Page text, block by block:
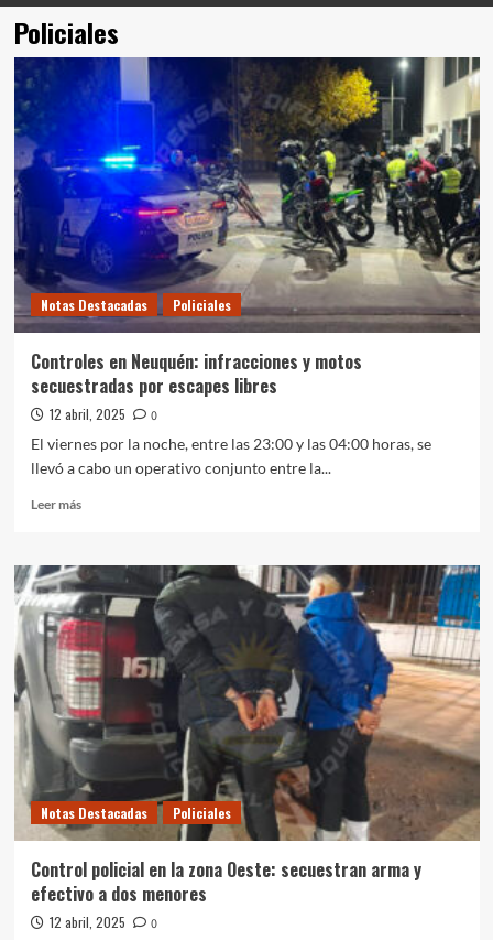
Policiales
Notas Destacadas Policiales
Controles en Neuquén: infracciones y motos
secuestradas por escapes libres
12 abril, 2025
0
El viernes por la noche, entre las 23:00 y las 04:00 horas, se
llevó a cabo un operativo conjunto entre la...
Leer másLeer
Controles
en
Neuquén:
infracciones
y
motos
secuestradas
por
escapes
libres
Notas Destacadas Policiales
Control policial en la zona Oeste: secuestran arma y
efectivo a dos menores
12 abril, 2025
0